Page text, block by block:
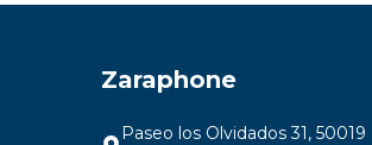
Zaraphone
Paseo los Olvidados 31, 50019